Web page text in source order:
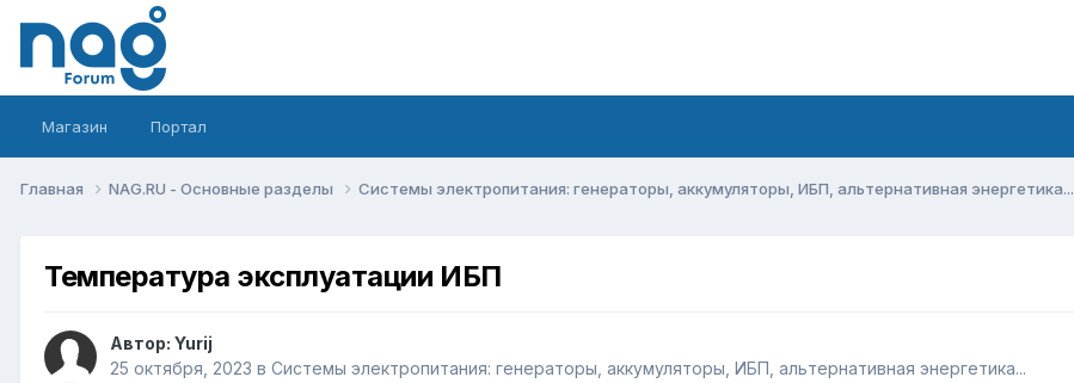
Магазин Портал
Главная NAG.RU - Основные разделы Системы электропитания: генераторы, аккумуляторы, ИБП, альтернативная энергетика...
Температура эксплуатации ИБП
Автор: Yurij
25 октября, 2023 в Системы электропитания: генераторы, аккумуляторы, ИБП, альтернативная энергетика...